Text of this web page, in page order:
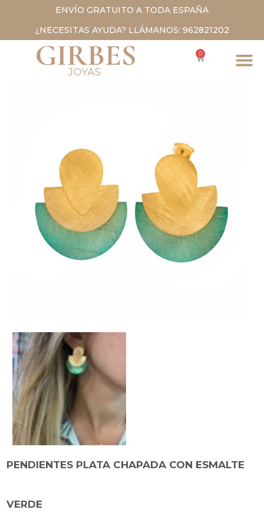
ENVÍO GRATUITO A TODA ESPAÑA
¿NECESITAS AYUDA? LLÁMANOS: 962821202
0
PENDIENTES PLATA CHAPADA CON ESMALTE
VERDE